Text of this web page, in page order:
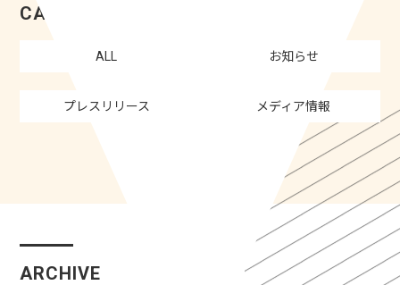
CATEGORY
ALL お知らせ
プレスリリース メディア情報
ARCHIVE